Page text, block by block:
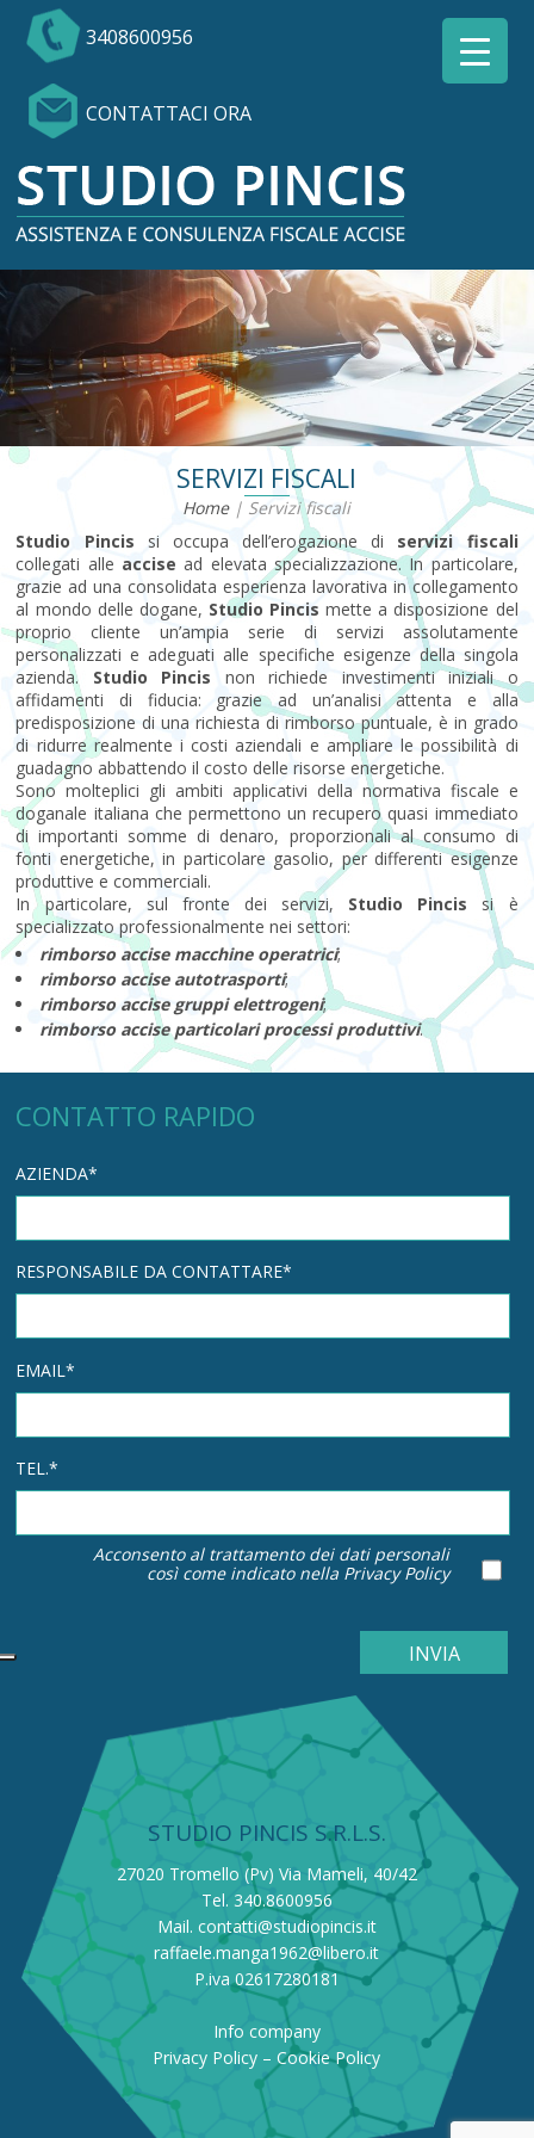
3408600956
CONTATTACI ORA
SERVIZI FISCALI
Home| Servizi fiscali
Studio Pincis si occupa dell’erogazione di servizi fiscali
collegati alle accise ad elevata specializzazione. In particolare,
grazie ad una consolidata esperienza lavorativa in collegamento
al mondo delle dogane, Studio Pincis mette a disposizione del
proprio cliente un’ampia serie di servizi assolutamente
personalizzati e adeguati alle specifiche esigenze della singola
azienda. Studio Pincis non richiede investimenti iniziali o
affidamenti di fiducia: grazie ad un’analisi attenta e alla
predisposizione di una richiesta di rimborso puntuale, è in grado
di ridurre realmente i costi aziendali e ampliare le possibilità di
guadagno abbattendo il costo delle risorse energetiche.
Sono molteplici gli ambiti applicativi della normativa fiscale e
doganale italiana che permettono un recupero quasi immediato
di importanti somme di denaro, proporzionali al consumo di
fonti energetiche, in particolare gasolio, per differenti esigenze
produttive e commerciali.
In particolare, sul fronte dei servizi, Studio Pincis si è
specializzato professionalmente nei settori:
rimborso accise macchine operatrici;
rimborso accise autotrasporti;
rimborso accise gruppi elettrogeni;
rimborso accise particolari processi produttivi.
CONTATTO RAPIDO
AZIENDA*
RESPONSABILE DA CONTATTARE*
EMAIL*
TEL.*
Acconsento al trattamento dei dati personali
così come indicato nella Privacy Policy
STUDIO PINCIS S.R.L.S.
27020 Tromello (Pv) Via Mameli, 40/42
Tel. 340.8600956
Mail. contatti@studiopincis.it
raffaele.manga1962@libero.it
P.iva 02617280181
Info company
Privacy Policy –Cookie Policy